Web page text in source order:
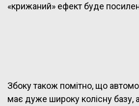
«крижаний» ефект буде
Збоку також помітно, що
має дуже широку колісну базу,